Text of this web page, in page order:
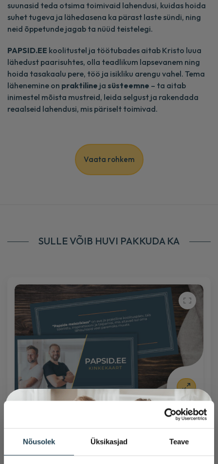
Nõusolek Üksikasjad Teave
suunasid teda otsima toimivaid lahendusi, kuidas hoida
suhet tugeva ja lähedasena ka pärast laste sündi, ning
neid õppetunde jagab ta nüüd teistelegi.
PAPSID.EE koolitustel ja töötubades aitab Kristo luua
lähedust paarisuhtes, olla teadlikum lapsevanem ning
hoida tasakaalu pere, töö ja isikliku arengu vahel. Tema
lähenemine on praktiline ja süsteemne – ta aitab
inimestel mõista mustreid, leida selgust ja rakendada
reaalseid lahendusi, mis päriselt toimivad.
Vaata rohkem
SULLE VÕIB HUVI PAKKUDA KA
FÜÜSILINE
Kinkekaart, Papside
Meistriklass